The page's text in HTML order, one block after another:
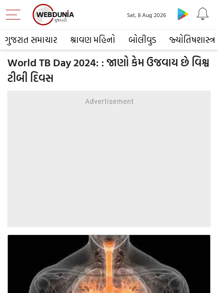
ગુજરાત સમાચાર શ્રાવણ મહિનો બોલીવુડ જ્યોતિષશાસ્ત્ર
Sat, 8 Aug 2026
World TB Day 2024: : જાણો કેમ ઉજવાય છે વિશ્વ
ટીબી દિવસ